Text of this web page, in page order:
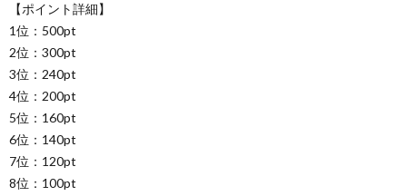
【ポイント詳細】
1位：500pt
2位：300pt
3位：240pt
4位：200pt
5位：160pt
6位：140pt
7位：120pt
8位：100pt